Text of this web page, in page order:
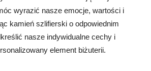
wyrazić nasze emocje, wartości i
kamień szlifierski o odpowiednim
nasze indywidualne cechy i
element biżuterii.